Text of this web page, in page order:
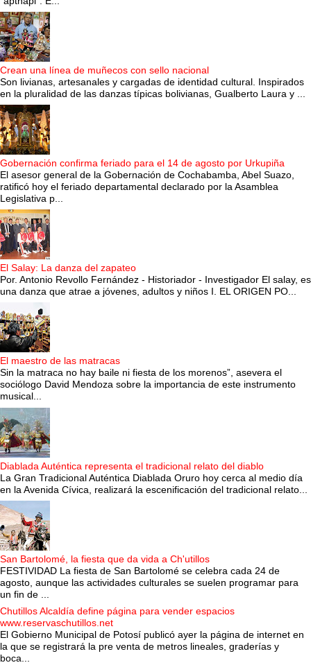
Crean una línea de muñecos con sello nacional
Son livianas, artesanales y cargadas de identidad cultural. Inspirados
en la pluralidad de las danzas típicas bolivianas, Gualberto Laura y ...
Gobernación confirma feriado para el 14 de agosto por Urkupiña
El asesor general de la Gobernación de Cochabamba, Abel Suazo,
ratificó hoy el feriado departamental declarado por la Asamblea
Legislativa p...
El Salay: La danza del zapateo
Por. Antonio Revollo Fernández - Historiador - Investigador El salay, es
una danza que atrae a jóvenes, adultos y niños I. EL ORIGEN PO...
El maestro de las matracas
Sin la matraca no hay baile ni fiesta de los morenos”, asevera el
sociólogo David Mendoza sobre la importancia de este instrumento
musical...
Diablada Auténtica representa el tradicional relato del diablo
La Gran Tradicional Auténtica Diablada Oruro hoy cerca al medio día
en la Avenida Cívica, realizará la escenificación del tradicional relato...
San Bartolomé, la fiesta que da vida a Ch'utillos
FESTIVIDAD La fiesta de San Bartolomé se celebra cada 24 de
agosto, aunque las actividades culturales se suelen programar para
un fin de ...
Chutillos Alcaldía define página para vender espacios
www.reservaschutillos.net
El Gobierno Municipal de Potosí publicó ayer la página de internet en
la que se registrará la pre venta de metros lineales, graderías y
boca...